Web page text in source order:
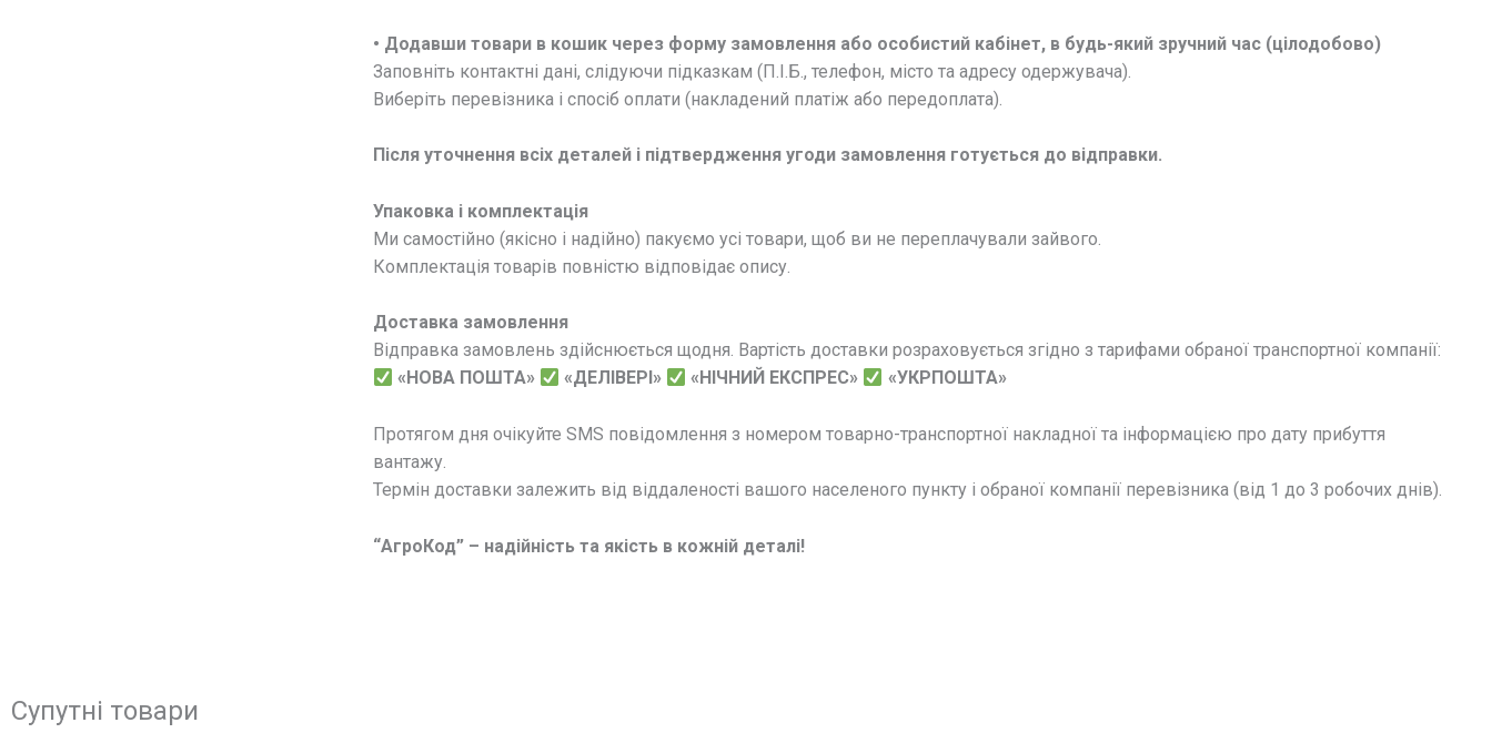
• Додавши товари в кошик через форму замовлення або особистий кабінет, в будь-який зручний час (цілодобово)
Заповніть контактні дані, слідуючи підказкам (П.І.Б., телефон, місто та адресу одержувача).
Виберіть перевізника і спосіб оплати (накладений платіж або передоплата).
Після уточнення всіх деталей і підтвердження угоди замовлення готується до відправки.
Упаковка і комплектація
Ми самостійно (якісно і надійно) пакуємо усі товари, щоб ви не переплачували зайвого.
Комплектація товарів повністю відповідає опису.
Доставка замовлення
Відправка замовлень здійснюється щодня. Вартість доставки розраховується згідно з тарифами обраної транспортної компанії:
«НОВА ПОШТА»
«ДЕЛІВЕРІ» «НІЧНИЙ ЕКСПРЕС» «УКРПОШТА»
Протягом дня очікуйте SMS повідомлення з номером товарно-транспортної накладної та інформацією про дату прибуття
вантажу.
Термін доставки залежить від віддаленості вашого населеного пункту і обраної компанії перевізника (від 1 до 3 робочих днів).
“АгроКод” – надійність та якість в кожній деталі!
Супутні товари